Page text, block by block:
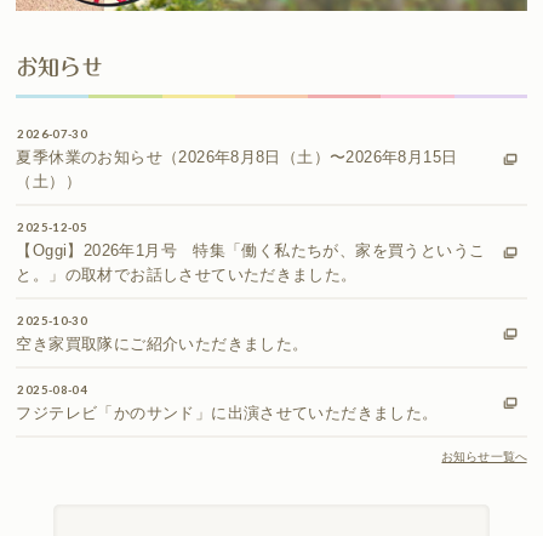
お知らせ
2026-07-30
夏季休業のお知らせ（2026年8月8日（土）〜2026年8月15日
（土））
2025-12-05
【Oggi】2026年1月号 特集「働く私たちが、家を買うというこ
と。」の取材でお話しさせていただきました。
2025-10-30
空き家買取隊にご紹介いただきました。
2025-08-04
フジテレビ「かのサンド」に出演させていただきました。
お知らせ一覧へ